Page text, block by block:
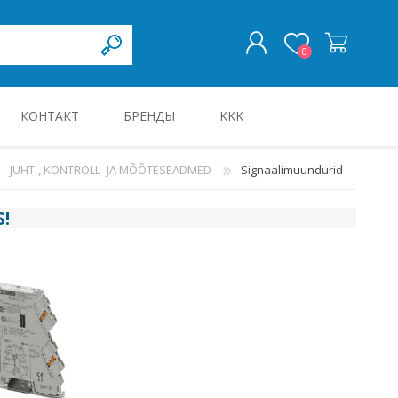
0
КОНТАКТ БРЕНДЫ KKK
JUHT-, KONTROLL- JA MÕÕTESEADMED Signaalimuundurid
!